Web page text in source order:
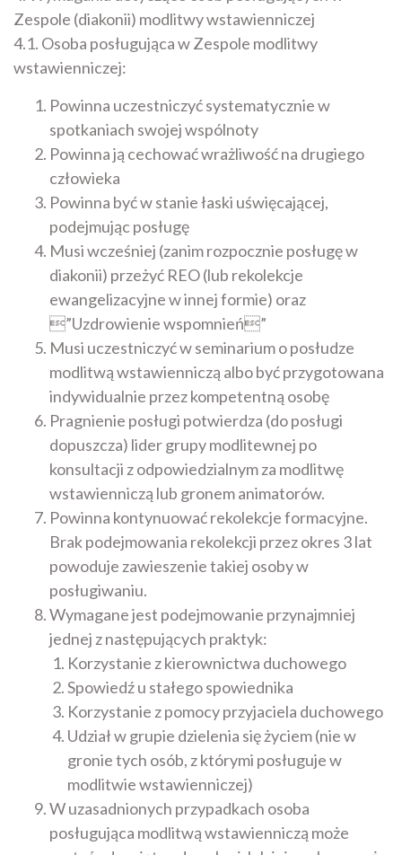
Zespole (diakonii) modlitwy wstawienniczej
4.1. Osoba posługująca w Zespole modlitwy
wstawienniczej:
Powinna uczestniczyć systematycznie w
spotkaniach swojej wspólnoty
Powinna ją cechować wrażliwość na drugiego
człowieka
Powinna być w stanie łaski uświęcającej,
podejmując posługę
Musi wcześniej (zanim rozpocznie posługę w
diakonii) przeżyć REO (lub rekolekcje
ewangelizacyjne w innej formie) oraz
”Uzdrowienie wspomnień”
Musi uczestniczyć w seminarium o posłudze
modlitwą wstawienniczą albo być przygotowana
indywidualnie przez kompetentną osobę
Pragnienie posługi potwierdza (do posługi
dopuszcza) lider grupy modlitewnej po
konsultacji z odpowiedzialnym za modlitwę
wstawienniczą lub gronem animatorów.
Powinna kontynuować rekolekcje formacyjne.
Brak podejmowania rekolekcji przez okres 3 lat
powoduje zawieszenie takiej osoby w
posługiwaniu.
Wymagane jest podejmowanie przynajmniej
jednej z następujących praktyk:
Korzystanie z kierownictwa duchowego
Spowiedź u stałego spowiednika
Korzystanie z pomocy przyjaciela duchowego
Udział w grupie dzielenia się życiem (nie w
gronie tych osób, z którymi posługuje w
modlitwie wstawienniczej)
W uzasadnionych przypadkach osoba
posługująca modlitwą wstawienniczą może